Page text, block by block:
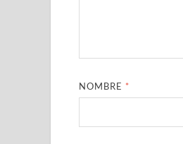
NOMBRE *